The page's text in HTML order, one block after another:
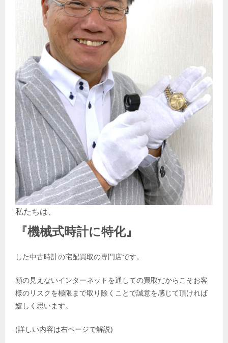
私たちは、
『機械式時計に特化』
した中古時計の宅配買取の専門店です。
顔の見えないインターネットを通しての買取だからこそお客
様のリスクを極限まで取り除くことで誠意を感じて頂ければ
嬉しく思います。
(詳しい内容は右ページで解説)